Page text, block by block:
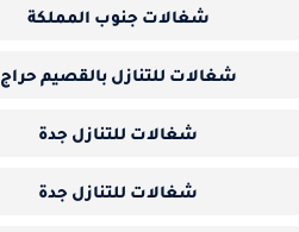
شغالات جنوب المملكة
شغالات للتنازل بالقصيم حراج
شغالات للتنازل جدة
شغالات للتنازل جدة